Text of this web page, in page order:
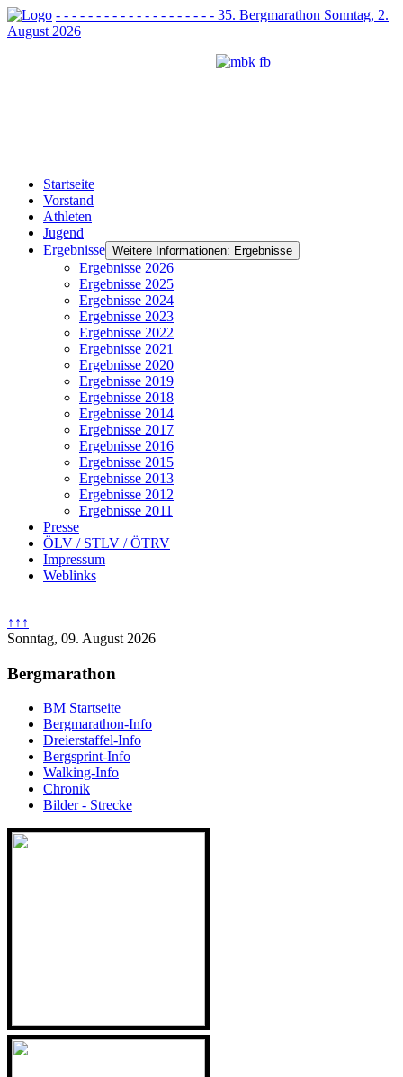
- - - - - - - - - - - - - - - - - - - - 35. Bergmarathon Sonntag, 2.
August 2026
Startseite
Vorstand
Athleten
Jugend
Ergebnisse Weitere Informationen: Ergebnisse
Ergebnisse 2026
Ergebnisse 2025
Ergebnisse 2024
Ergebnisse 2023
Ergebnisse 2022
Ergebnisse 2021
Ergebnisse 2020
Ergebnisse 2019
Ergebnisse 2018
Ergebnisse 2014
Ergebnisse 2017
Ergebnisse 2016
Ergebnisse 2015
Ergebnisse 2013
Ergebnisse 2012
Ergebnisse 2011
Presse
ÖLV / STLV / ÖTRV
Impressum
Weblinks
↑↑↑
Sonntag, 09. August 2026
Bergmarathon
BM Startseite
Bergmarathon-Info
Dreierstaffel-Info
Bergsprint-Info
Walking-Info
Chronik
Bilder - Strecke